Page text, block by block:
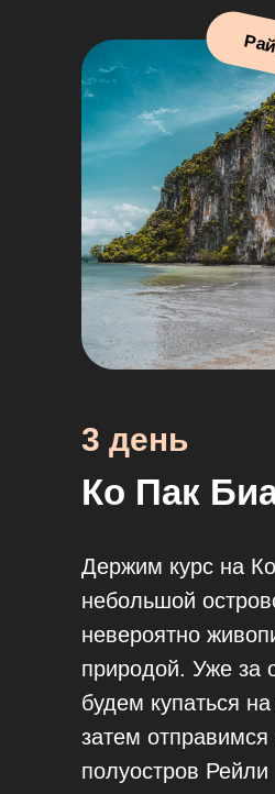
Ко Пак
Держим курс на
небольшой
невероятно
природой. Уже за
будем купаться
затем отправимся
полуостров Рейли
3 день